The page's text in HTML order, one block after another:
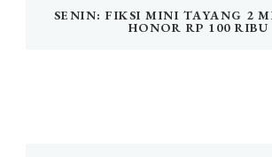
SENIN: FIKSI MINI TAYANG 2
HONOR RP 100 RIBU